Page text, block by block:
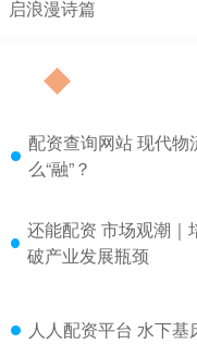
启浪漫诗篇
配资查询网站 现代
么“融”？
还能配资 市场观潮｜
破产业发展瓶颈
人人配资平台 水下